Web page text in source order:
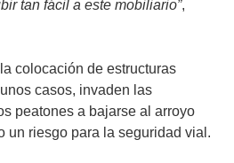
tan fácil a este mobiliario”,
colocación de estructuras
casos, invaden las
peatones a bajarse al arroyo
un riesgo para la seguridad vial.